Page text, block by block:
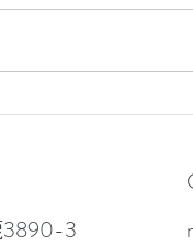
お知ら
3